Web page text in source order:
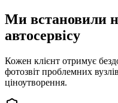
Ми встановили
автосервісу
Кожен клієнт отримує
фотозвіт проблемних
ціноутворення.